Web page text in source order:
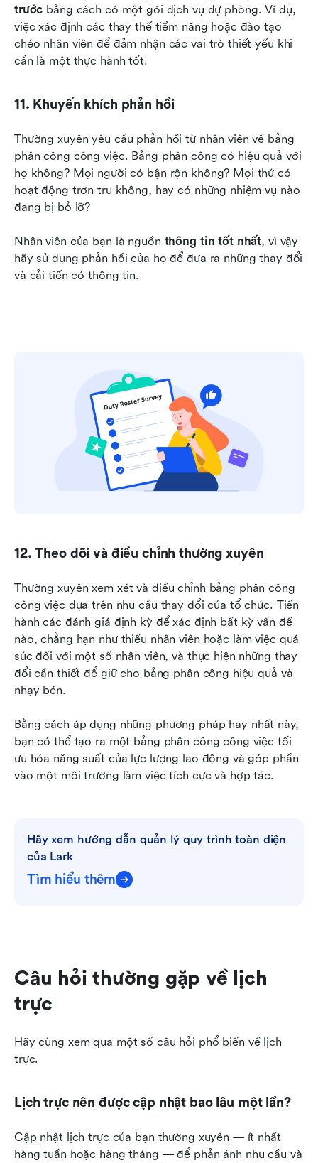
trước bằng cách có một gói dịch vụ dự phòng. Ví dụ,
việc xác định các thay thế tiềm năng hoặc đào tạo
chéo nhân viên để đảm nhận các vai trò thiết yếu khi
cần là một thực hành tốt.
11. Khuyến khích phản hồi
Thường xuyên yêu cầu phản hồi từ nhân viên về bảng
phân công công việc. Bảng phân công có hiệu quả với
họ không? Mọi người có bận rộn không? Mọi thứ có
hoạt động trơn tru không, hay có những nhiệm vụ nào
đang bị bỏ lỡ?
Nhân viên của bạn là nguồn thông tin tốt nhất, vì vậy
hãy sử dụng phản hồi của họ để đưa ra những thay đổi
và cải tiến có thông tin.
12. Theo dõi và điều chỉnh thường xuyên
Thường xuyên xem xét và điều chỉnh bảng phân công
công việc dựa trên nhu cầu thay đổi của tổ chức. Tiến
hành các đánh giá định kỳ để xác định bất kỳ vấn đề
nào, chẳng hạn như thiếu nhân viên hoặc làm việc quá
sức đối với một số nhân viên, và thực hiện những thay
đổi cần thiết để giữ cho bảng phân công hiệu quả và
nhạy bén.
Bằng cách áp dụng những phương pháp hay nhất này,
bạn có thể tạo ra một bảng phân công công việc tối
ưu hóa năng suất của lực lượng lao động và góp phần
vào một môi trường làm việc tích cực và hợp tác.
Hãy xem hướng dẫn quản lý quy trình toàn diện
của Lark
Tìm hiểu thêm
Câu hỏi thường gặp về lịch
trực
Hãy cùng xem qua một số câu hỏi phổ biến về lịch
trực.
Lịch trực nên được cập nhật bao lâu một lần?
Cập nhật lịch trực của bạn thường xuyên — ít nhất
hàng tuần hoặc hàng tháng — để phản ánh nhu cầu và